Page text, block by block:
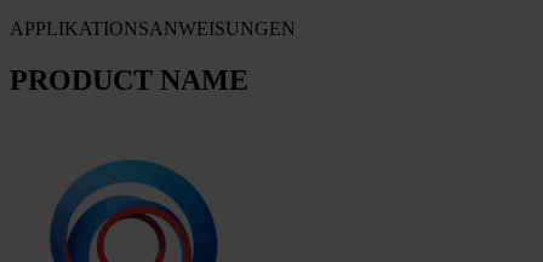
APPLIKATIONSANWEISUNGEN
PRODUCT NAME